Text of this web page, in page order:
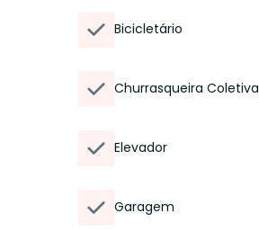
Bicicletário
Churrasqueira Coletiva
Elevador
Garagem